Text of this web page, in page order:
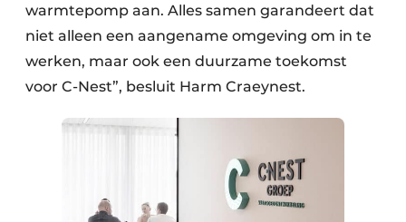
warmtepomp aan. Alles samen garandeert dat
niet alleen een aangename omgeving om in te
werken, maar ook een duurzame toekomst
voor C-Nest”, besluit Harm Craeynest.